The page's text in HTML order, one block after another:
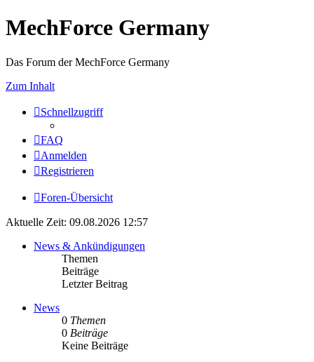
MechForce Germany
Das Forum der MechForce Germany
Zum Inhalt
Schnellzugriff
FAQ
Anmelden
Registrieren
Foren-Übersicht
Aktuelle Zeit: 09.08.2026 12:57
News & Ankündigungen
Themen
Beiträge
Letzter Beitrag
News
0 Themen
0 Beiträge
Keine Beiträge